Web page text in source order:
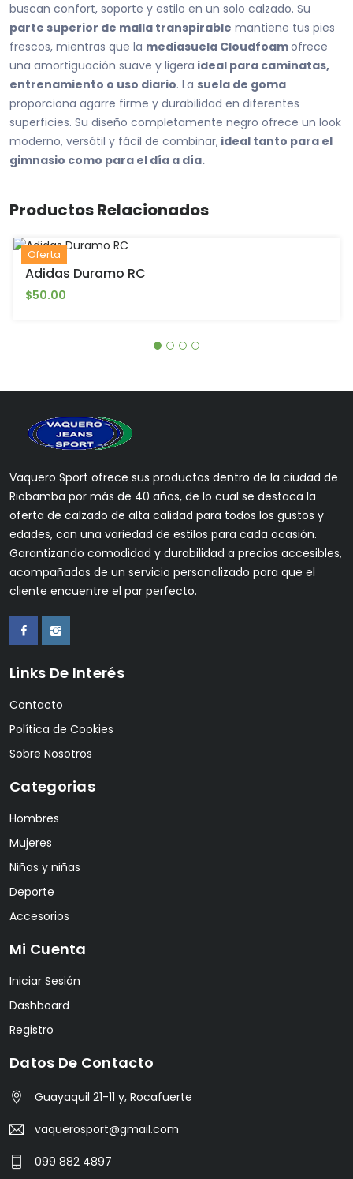
buscan confort, soporte y estilo en un solo calzado. Su
parte superior de malla transpirable mantiene tus pies
frescos, mientras que la mediasuela Cloudfoamofrece
una amortiguación suave y ligera ideal para caminatas,
entrenamiento o uso diario. La suela de goma
proporciona agarre firme y durabilidad en diferentes
superficies. Su diseño completamente negro ofrece un look
moderno, versátil y fácil de combinar, ideal tanto para el
gimnasio como para el día a día.
Productos Relacionados
Oferta
Adidas Duramo RC
$50.00
Vaquero Sport ofrece sus productos dentro de la ciudad de
Riobamba por más de 40 años, de lo cual se destaca la
oferta de calzado de alta calidad para todos los gustos y
edades, con una variedad de estilos para cada ocasión.
Garantizando comodidad y durabilidad a precios accesibles,
acompañados de un servicio personalizado para que el
cliente encuentre el par perfecto.
Links De Interés
Contacto
Política de Cookies
Sobre Nosotros
Categorias
Hombres
Mujeres
Niños y niñas
Deporte
Accesorios
Mi Cuenta
Iniciar Sesión
Dashboard
Registro
Datos De Contacto
Guayaquil 21-11 y, Rocafuerte
vaquerosport@gmail.com
099 882 4897